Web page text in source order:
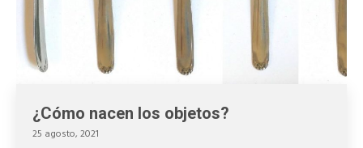
¿Cómo nacen los objetos?
25 agosto, 2021